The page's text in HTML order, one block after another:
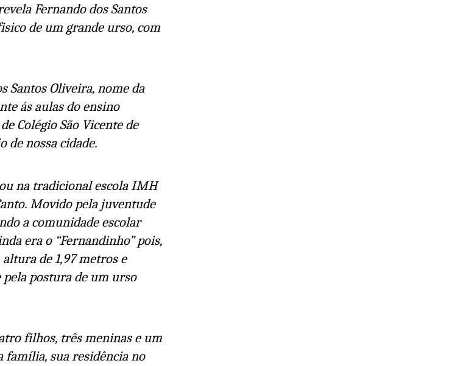
Fernando dos Santos
de um grande urso, com
Santos Oliveira, nome da
ás aulas do ensino
Colégio São Vicente de
de nossa cidade.
na tradicional escola IMH
Movido pela juventude
a comunidade escolar
era o “Fernandinho” pois,
de 1,97 metros e
pela postura de um urso
filhos, três meninas e um
sua residência no